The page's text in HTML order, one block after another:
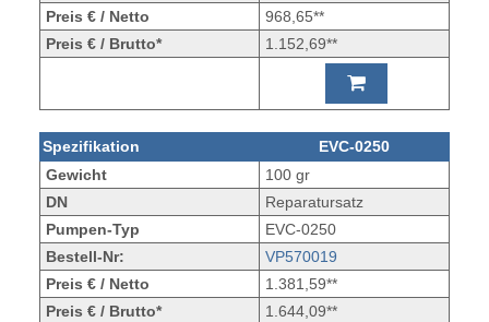
Preis € / Netto
968,65**
Preis € / Brutto*
1.152,69**
Spezifikation
EVC-0250
Gewicht
100 gr
DN
Reparatursatz
Pumpen-Typ
EVC-0250
Bestell-Nr:
VP570019
Preis € / Netto
1.381,59**
Preis € / Brutto*
1.644,09**